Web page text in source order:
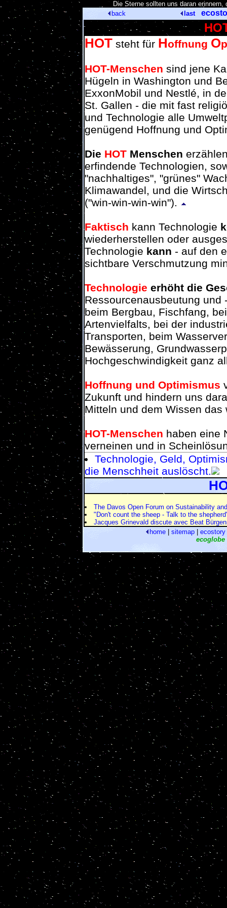
Die Sterne sollten uns daran
back
last
HOT steht für Hoffnung O
HOT-Menschen sind jene
Hügeln in Washington und
ExxonMobil und Nestlé, in
St. Gallen - die mit fast
und Technologie alle
genügend Hoffnung und
Die HOT Menschen
erfindende Technologien,
"nachhaltiges", "grünes"
Klimawandel, und die
("win-win-win-win").
Faktisch kann Technologie
wiederherstellen oder
Technologie kann - auf den
sichtbare Verschmutzung
Technologie erhöht die
Ressourcenausbeutung und
beim Bergbau, Fischfang,
Artenvielfalts, bei der
Transporten, beim
Bewässerung,
Hochgeschwindigkeit ganz
Hoffnung und Optimismus
Zukunft und hindern uns
Mitteln und dem Wissen das
HOT-Menschen haben eine
verneinen und in
Technologie, Geld,
die Menschheit auslöscht.
The Davos Open Forum on Sustainability
"Don't count the sheep - Talk to the
Jacques Grinevald discute avec Beat
home| sitemap| ecostory
ecoglobe